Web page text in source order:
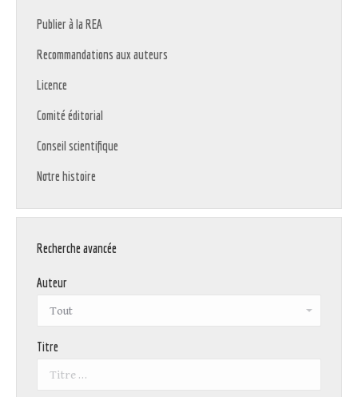
Publier à la REA
Recommandations aux auteurs
Licence
Comité éditorial
Conseil scientifique
Notre histoire
Recherche avancée
Auteur
Titre